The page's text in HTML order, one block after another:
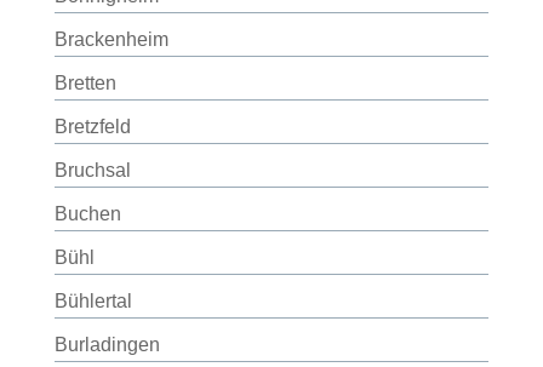
Brackenheim
Bretten
Bretzfeld
Bruchsal
Buchen
Bühl
Bühlertal
Burladingen